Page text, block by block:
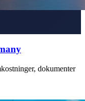
dokumenter